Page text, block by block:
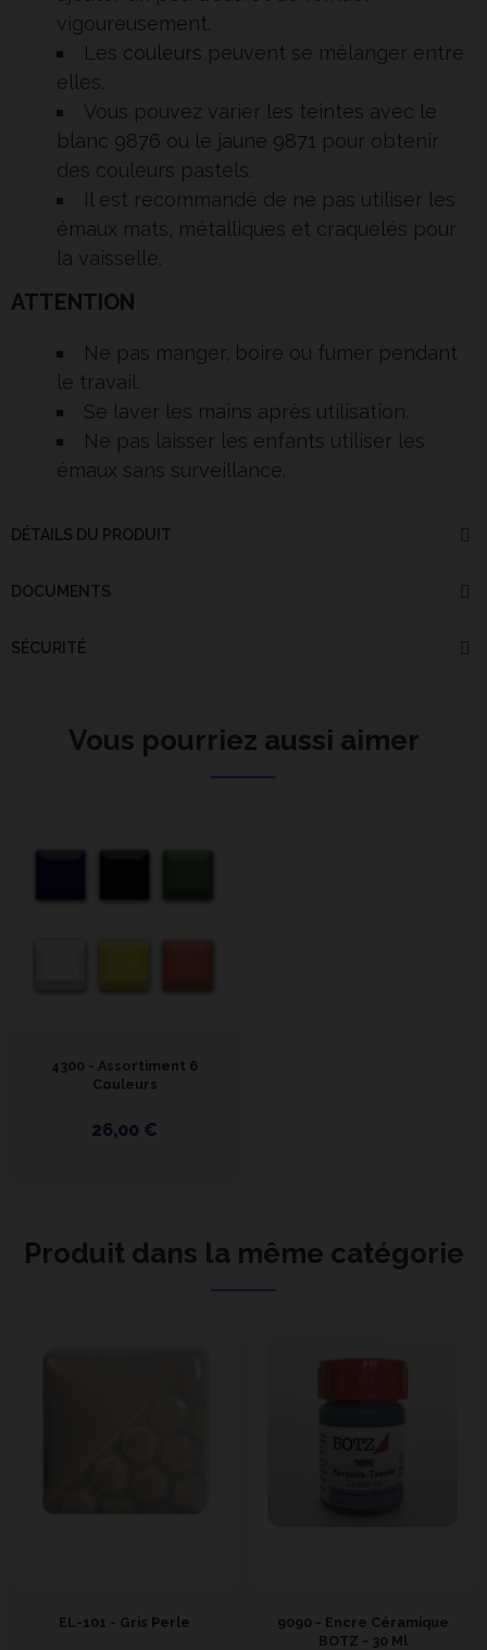
vigoureusement.
Les couleurs peuvent se mélanger entre
elles.
Vous pouvez varier les teintes avec le
blanc 9876 ou le jaune 9871 pour obtenir
des couleurs pastels.
Il est recommandé de ne pas utiliser les
émaux mats, métalliques et craquelés pour
la vaisselle.
ATTENTION
Ne pas manger, boire ou fumer pendant
le travail.
Se laver les mains après utilisation.
Ne pas laisser les enfants utiliser les
émaux sans surveillance.
DÉTAILS DU PRODUIT
DOCUMENTS
SÉCURITÉ
Vous pourriez aussi aimer
4300 - Assortiment 6
Couleurs
26,00 €
Produit dans la même catégorie
EL-101 - Gris Perle
9090 - Encre Céramique
BOTZ - 30 Ml